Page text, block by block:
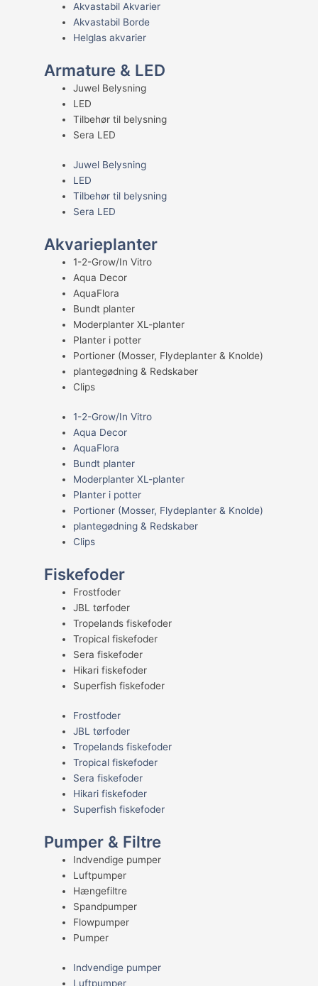
Akvastabil Akvarier
Akvastabil Borde
Helglas akvarier
Armature & LED
Juwel Belysning
LED
Tilbehør til belysning
Sera LED
Juwel Belysning
LED
Tilbehør til belysning
Sera LED
Akvarieplanter
1-2-Grow/In Vitro
Aqua Decor
AquaFlora
Bundt planter
Moderplanter XL-planter
Planter i potter
Portioner (Mosser, Flydeplanter & Knolde)
plantegødning & Redskaber
Clips
1-2-Grow/In Vitro
Aqua Decor
AquaFlora
Bundt planter
Moderplanter XL-planter
Planter i potter
Portioner (Mosser, Flydeplanter & Knolde)
plantegødning & Redskaber
Clips
Fiskefoder
Frostfoder
JBL tørfoder
Tropelands fiskefoder
Tropical fiskefoder
Sera fiskefoder
Hikari fiskefoder
Superfish fiskefoder
Frostfoder
JBL tørfoder
Tropelands fiskefoder
Tropical fiskefoder
Sera fiskefoder
Hikari fiskefoder
Superfish fiskefoder
Pumper & Filtre
Indvendige pumper
Luftpumper
Hængefiltre
Spandpumper
Flowpumper
Pumper
Indvendige pumper
Luftpumper